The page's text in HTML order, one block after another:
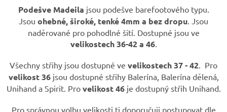
Podešve Madeila jsou podešve barefootového typu.
Jsou ohebné, široké, tenké 4mm a bez dropu . Jsou
naděrované pro pohodlné šití. Dostupné jsou ve
velikostech 36-42 a 46.
Všechny střihy jsou dostupné ve velikostech 37 - 42 . Pro
velikost 36jsou dostupné střihy Balerína, Balerína dělená,
Unihand a Spirit. Pro velikost 46je dostupný střih Unihand.
Pro správnou volbu velikosti ti doporučuji postupovat dle